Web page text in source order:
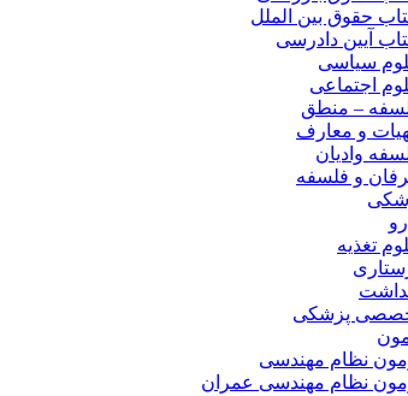
حقوق بین الملل
آیین دادرسی
سیاسی
اجتماعی
– منطق
و معارف
وادیان
و فلسفه
تغذیه
پزشکی
نظام مهندسی
نظام مهندسی عمران